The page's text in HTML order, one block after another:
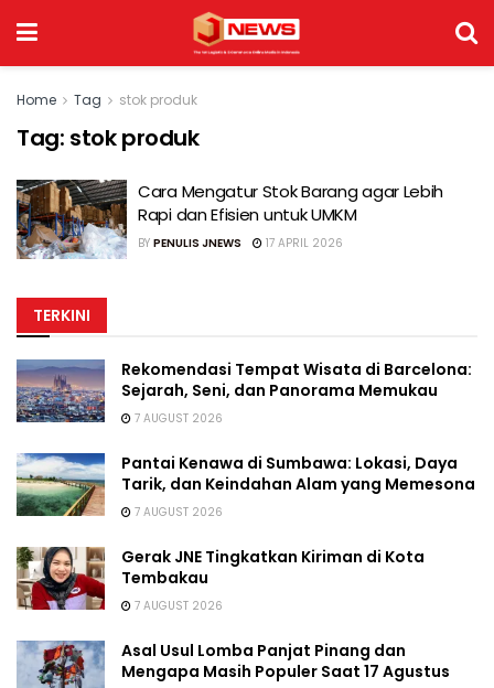
Home Tag stok produk
Tag: stok produk
Cara Mengatur Stok Barang agar Lebih
Rapi dan Efisien untuk UMKM
BY PENULIS JNEWS 17 APRIL 2026
TERKINI
Rekomendasi Tempat Wisata di Barcelona:
Sejarah, Seni, dan Panorama Memukau
7 AUGUST 2026
Pantai Kenawa di Sumbawa: Lokasi, Daya
Tarik, dan Keindahan Alam yang Memesona
7 AUGUST 2026
Gerak JNE Tingkatkan Kiriman di Kota
Tembakau
7 AUGUST 2026
Asal Usul Lomba Panjat Pinang dan
Mengapa Masih Populer Saat 17 Agustus